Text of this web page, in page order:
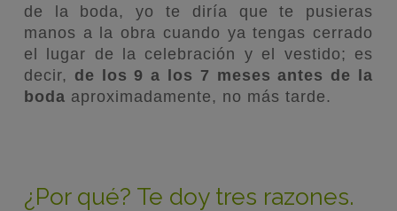
de la boda, yo te diría que te pusieras
manos a la obra cuando ya tengas cerrado
el lugar de la celebración y el vestido; es
decir, de los 9 a los 7 meses antes de la
boda aproximadamente, no más tarde.
¿Por qué? Te doy tres razones.